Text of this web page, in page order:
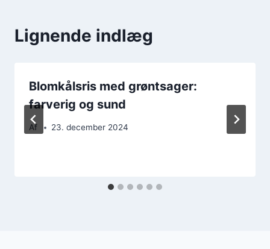
Lignende indlæg
Blomkålsris med grøntsager:
farverig og sund
Af 23. december 2024